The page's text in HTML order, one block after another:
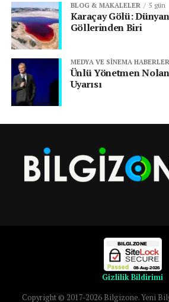
BLOG & MAKALELER 5 gün
Karaçay Gölü:
Göllerinden Biri
MEDYA VE SINEMA
Ünlü Yönetmen
Uyarısı
Gizlilik Bildirimi
Copyright © 2017-2026 Bilgizone. Yeni